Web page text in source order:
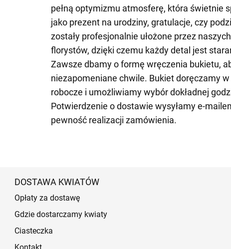
pełną optymizmu atmosferę, która świetnie
jako prezent na urodziny, gratulacje, czy
zostały profesjonalnie ułożone przez
florystów, dzięki czemu każdy detal jest
Zawsze dbamy o formę wręczenia bukietu,
niezapomeniane chwile. Bukiet doręczamy
robocze i umożliwiamy wybór dokładnej
Potwierdzenie o dostawie wysyłamy e-
pewność realizacji zamówienia.
DOSTAWA KWIATÓW
Opłaty za dostawę
Gdzie dostarczamy kwiaty
Ciasteczka